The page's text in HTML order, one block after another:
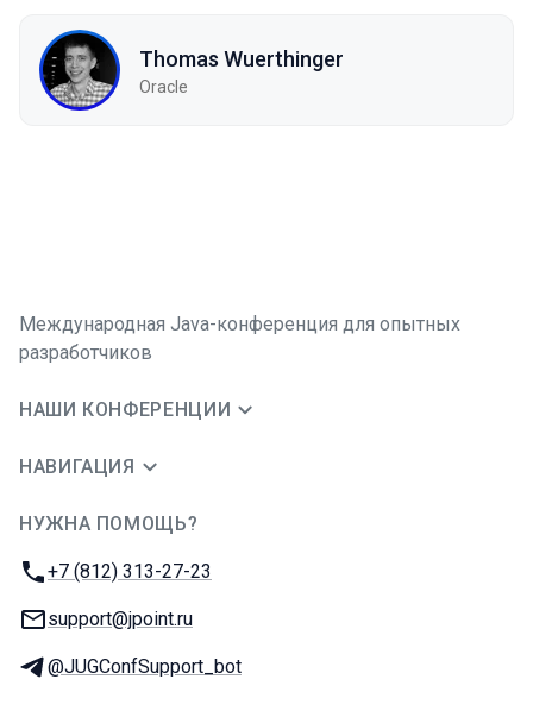
Thomas Wuerthinger
Oracle
Международная Java-конференция для опытных
разработчиков
НАШИ КОНФЕРЕНЦИИ
НАВИГАЦИЯ
НУЖНА ПОМОЩЬ?
Телефон:
+7 (812) 313-27-23
E-mail:
support@jpoint.ru
Телеграм:
@JUGConfSupport_bot